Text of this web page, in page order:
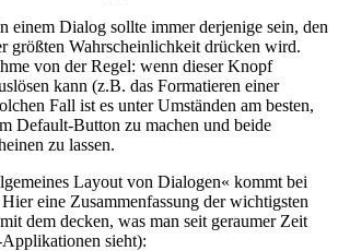
einem Dialog sollte immer derjenige sein, den
größten Wahrscheinlichkeit drücken wird.
von der Regel: wenn dieser Knopf
kann (z.B. das Formatieren einer
Fall ist es unter Umständen am besten,
Default-Button zu machen und beide
zu lassen.
Layout von Dialogen« kommt bei
eine Zusammenfassung der wichtigsten
dem decken, was man seit geraumer Zeit
sieht):